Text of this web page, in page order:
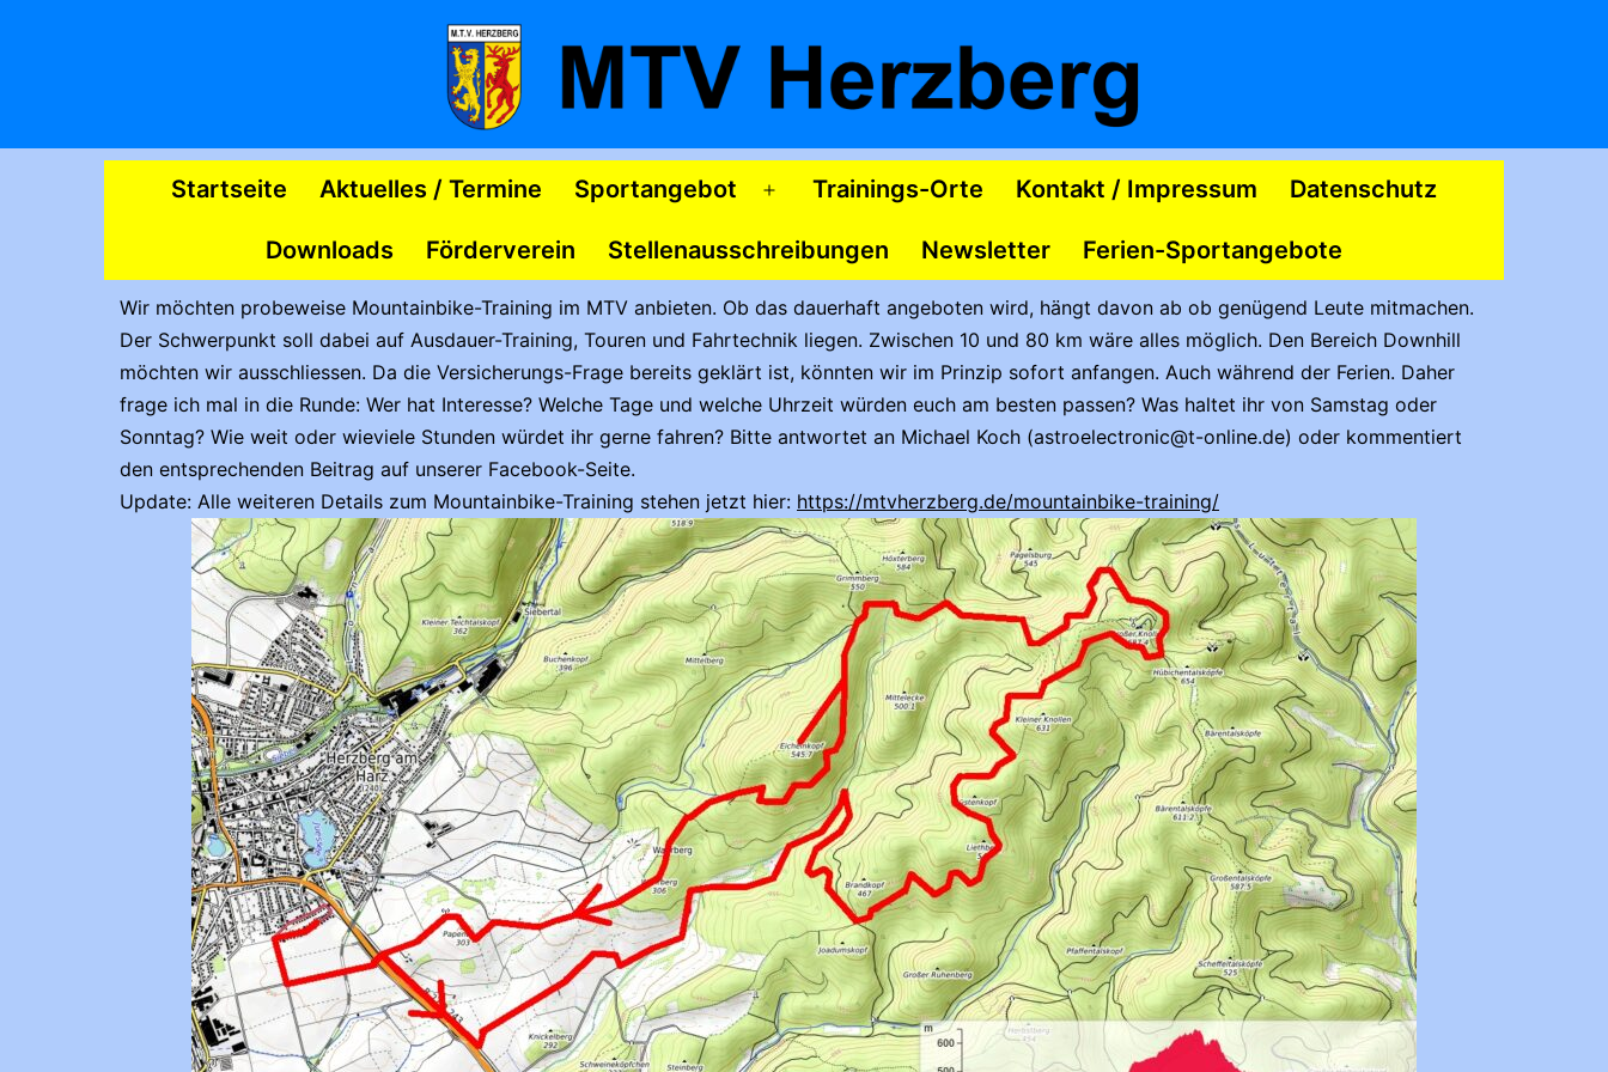
MTV
HerzbergStartseite Aktuelles / Termine Sportangebot
Menü
öffnen
Trainings-Orte Kontakt / Impressum Datenschutz
Downloads Förderverein Stellenausschreibungen Newsletter Ferien-Sportangebote
Wir möchten probeweise Mountainbike-Training im MTV anbieten. Ob das dauerhaft angeboten wird, hängt davon ab ob genügend Leute mitmachen.
Der Schwerpunkt soll dabei auf Ausdauer-Training, Touren und Fahrtechnik liegen. Zwischen 10 und 80 km wäre alles möglich. Den Bereich Downhill
möchten wir ausschliessen. Da die Versicherungs-Frage bereits geklärt ist, könnten wir im Prinzip sofort anfangen. Auch während der Ferien. Daher
frage ich mal in die Runde: Wer hat Interesse? Welche Tage und welche Uhrzeit würden euch am besten passen? Was haltet ihr von Samstag oder
Sonntag? Wie weit oder wieviele Stunden würdet ihr gerne fahren? Bitte antwortet an Michael Koch (astroelectronic@t-online.de) oder kommentiert
den entsprechenden Beitrag auf unserer Facebook-Seite.
Update: Alle weiteren Details zum Mountainbike-Training stehen jetzt hier: https://mtvherzberg.de/mountainbike-training/